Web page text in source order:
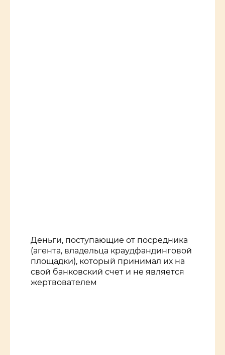
Деньги, поступающие от посредника
(агента, владельца краудфандинговой
площадки), который принимал их на
свой банковский счет и не является
жертвователем